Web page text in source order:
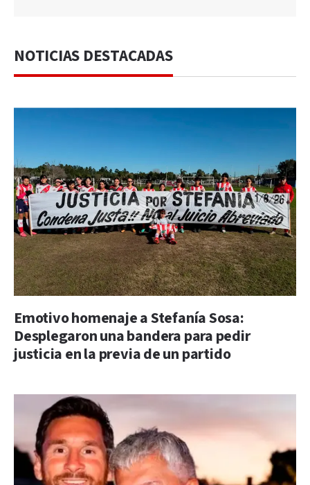
NOTICIAS DESTACADAS
Emotivo homenaje a Stefanía Sosa:
Desplegaron una bandera para pedir
justicia en la previa de un partido